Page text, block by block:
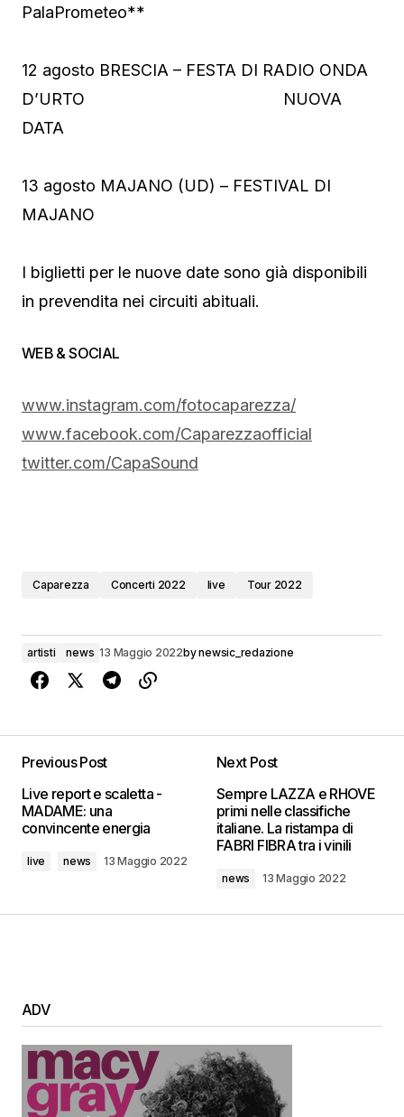
PalaPrometeo**
12 agosto BRESCIA – FESTA DI RADIO ONDA
D’URTO NUOVA
DATA
13 agosto MAJANO (UD) – FESTIVAL DI
MAJANO
I biglietti per le nuove date sono già disponibili
in prevendita nei circuiti abituali.
WEB & SOCIAL
www.instagram.com/fotocaparezza/
www.facebook.com/Caparezzaofficial
twitter.com/CapaSound
Caparezza Concerti 2022 live Tour 2022
artisti news 13 Maggio 2022bynewsic_redazione
Previous Post
Live report e scaletta -
MADAME: una
convincente energia
live news 13 Maggio 2022
Next Post
Sempre LAZZA e RHOVE
primi nelle classifiche
italiane. La ristampa di
FABRI FIBRA tra i vinili
news 13 Maggio 2022
ADV